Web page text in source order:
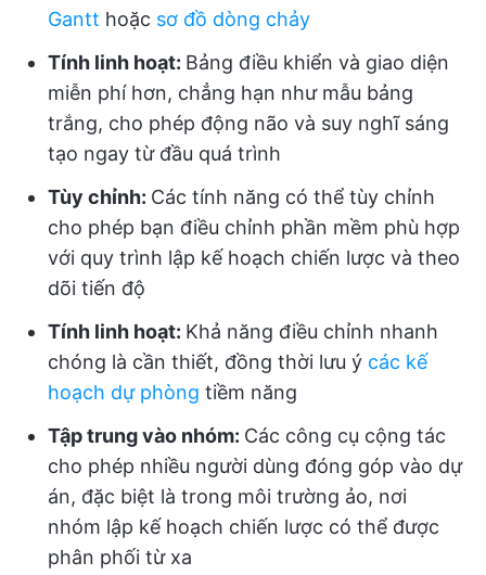
Gantt hoặc sơ đồ dòng chảy
Tính linh hoạt: Bảng điều khiển và giao diện
miễn phí hơn, chẳng hạn như mẫu bảng
trắng, cho phép động não và suy nghĩ sáng
tạo ngay từ đầu quá trình
Tùy chỉnh: Các tính năng có thể tùy chỉnh
cho phép bạn điều chỉnh phần mềm phù hợp
với quy trình lập kế hoạch chiến lược và theo
dõi tiến độ
Tính linh hoạt: Khả năng điều chỉnh nhanh
chóng là cần thiết, đồng thời lưu ý các kế
hoạch dự phòng tiềm năng
Tập trung vào nhóm: Các công cụ cộng tác
cho phép nhiều người dùng đóng góp vào dự
án, đặc biệt là trong môi trường ảo, nơi
nhóm lập kế hoạch chiến lược có thể được
phân phối từ xa